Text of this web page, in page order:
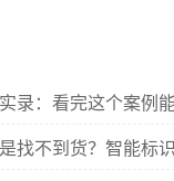
录：看完这个案例
找不到货？智能标